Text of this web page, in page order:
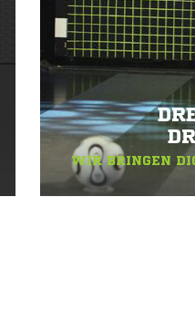
WIR BRINGEN